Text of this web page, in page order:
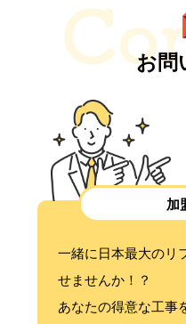
お問
加
一緒に日本最大のリ
せませんか！？
あなたの得意な工事